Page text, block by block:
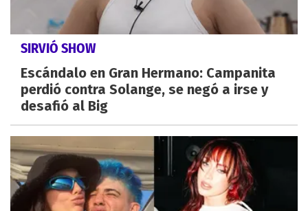
SIRVIÓ SHOW
Escándalo en Gran Hermano: Campanita
perdió contra Solange, se negó a irse y
desafió al Big